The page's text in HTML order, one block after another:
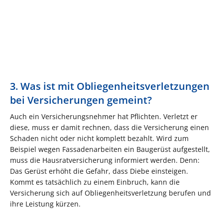
3. Was ist mit Obliegenheitsverletzungen
bei Versicherungen gemeint?
Auch ein Versicherungsnehmer hat Pflichten. Verletzt er
diese, muss er damit rechnen, dass die Versicherung einen
Schaden nicht oder nicht komplett bezahlt. Wird zum
Beispiel wegen Fassadenarbeiten ein Baugerüst aufgestellt,
muss die Hausratversicherung informiert werden. Denn:
Das Gerüst erhöht die Gefahr, dass Diebe einsteigen.
Kommt es tatsächlich zu einem Einbruch, kann die
Versicherung sich auf Obliegenheitsverletzung berufen und
ihre Leistung kürzen.